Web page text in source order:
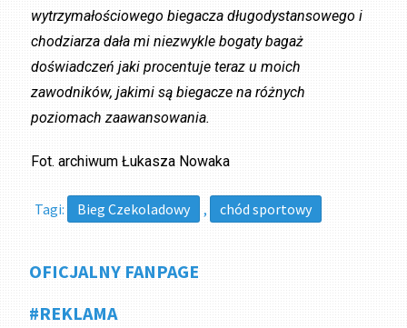
wytrzymałościowego biegacza długodystansowego i
chodziarza dała mi niezwykle bogaty bagaż
doświadczeń jaki procentuje teraz u moich
zawodników, jakimi są biegacze na różnych
poziomach zaawansowania.
Fot. archiwum Łukasza Nowaka
Tagi: Bieg Czekoladowy , chód sportowy
OFICJALNY FANPAGE
#REKLAMA